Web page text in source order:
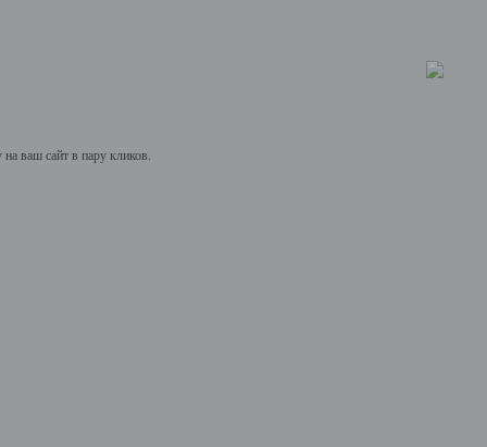
ваш сайт в пару кликов.